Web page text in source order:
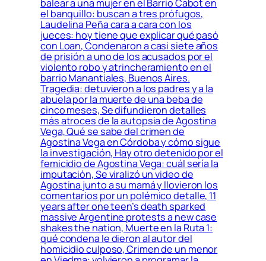
balear a una mujer en el Barrio Cabot en
el banquillo: buscan a tres prófugos,
Laudelina Peña cara a cara con los
jueces: hoy tiene que explicar qué pasó
con Loan, Condenaron a casi siete años
de prisión a uno de los acusados por el
violento robo y atrincheramiento en el
barrio Manantiales, Buenos Aires.
Tragedia: detuvieron a los padres y a la
abuela por la muerte de una beba de
cinco meses, Se difundieron detalles
más atroces de la autopsia de Agostina
Vega, Qué se sabe del crimen de
Agostina Vega en Córdoba y cómo sigue
la investigación, Hay otro detenido por el
femicidio de Agostina Vega: cuál sería la
imputación, Se viralizó un video de
Agostina junto a su mamá y llovieron los
comentarios por un polémico detalle, 11
years after one teen’s death sparked
massive Argentine protests a new case
shakes the nation, Muerte en la Ruta 1:
qué condena le dieron al autor del
homicidio culposo, Crimen de un menor